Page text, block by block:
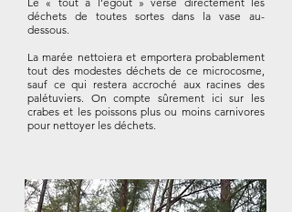
déchets de toutes sortes dans la vase au-
dessous.
La marée nettoiera et emportera probablement
tout des modestes déchets de ce microcosme,
sauf ce qui restera accroché aux racines des
palétuviers. On compte sûrement ici sur les
crabes et les poissons plus ou moins carnivores
pour nettoyer les déchets.